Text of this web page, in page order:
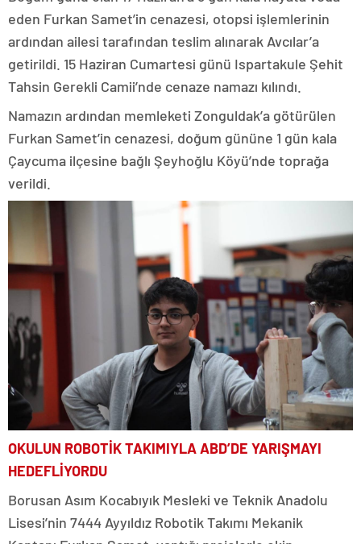
eden Furkan Samet’in cenazesi, otopsi işlemlerinin
ardından ailesi tarafından teslim alınarak Avcılar’a
getirildi. 15 Haziran Cumartesi günü Ispartakule Şehit
Tahsin Gerekli Camii’nde cenaze namazı kılındı.
Namazın ardından memleketi Zonguldak’a götürülen
Furkan Samet’in cenazesi, doğum gününe 1 gün kala
Çaycuma ilçesine bağlı Şeyhoğlu Köyü’nde toprağa
verildi.
OKULUN ROBOTİK TAKIMIYLA ABD’DE YARIŞMAYI
HEDEFLİYORDU
Borusan Asım Kocabıyık Mesleki ve Teknik Anadolu
Lisesi’nin 7444 Ayyıldız Robotik Takımı Mekanik